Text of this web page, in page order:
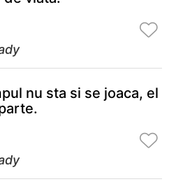
nu sta si se joaca, el